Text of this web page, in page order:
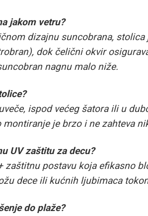
jakom vetru?
dizajnu suncobrana,
dok čelični okvir
nagnu malo niže.
ispod većeg šatora ili u
je brzo i ne zahteva
UV zaštitu za decu?
postavu koja efikasno
dece ili kućnih ljubimaca
do plaže?